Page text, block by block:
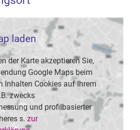
laden
der Karte akzeptieren Sie,
Google Maps beim
Inhalten Cookies auf Ihrem
zwecks
und profilbasierter
s. zur